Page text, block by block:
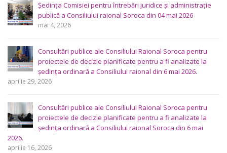
Ședința Comisiei pentru întrebări juridice şi administraţie
publică a Consiliului raional Soroca din 04 mai 2026
mai 4, 2026
Consultări publice ale Consiliului Raional Soroca pentru
proiectele de decizie planificate pentru a fi analizate la
ședința ordinară a Consiliului raional din 6 mai 2026.
aprilie 29, 2026
Consultări publice ale Consiliului Raional Soroca pentru
proiectele de decizie planificate pentru a fi analizate la
ședința ordinară a Consiliului raional Soroca din 6 mai
2026.
aprilie 16, 2026